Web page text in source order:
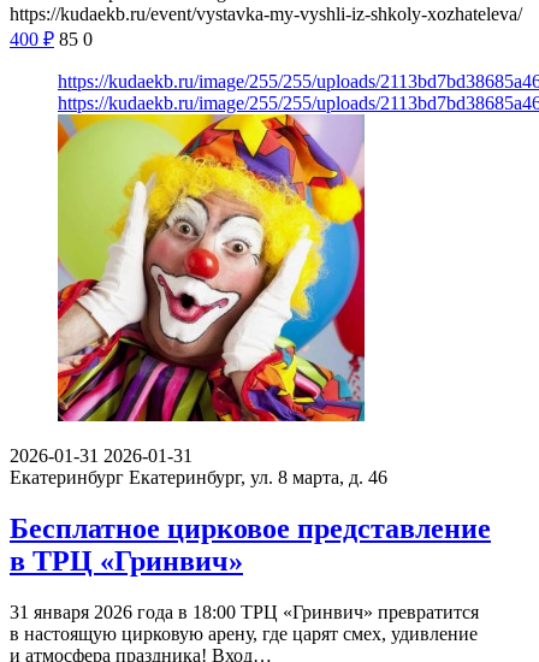
https://kudaekb.ru/event/vystavka-my-vyshli-iz-shkoly-xozhateleva/
400 ₽ 85 0
https://kudaekb.ru/image/255/255/uploads/
https://kudaekb.ru/image/255/255/uploads/
2026-01-31 2026-01-31
Екатеринбург Екатеринбург, ул. 8 марта, д. 46
Бесплатное цирковое представление
в ТРЦ «Гринвич»
31 января 2026 года в 18:00 ТРЦ «Гринвич» превратится
в настоящую цирковую арену, где царят смех, удивление
и атмосфера праздника! Вход…